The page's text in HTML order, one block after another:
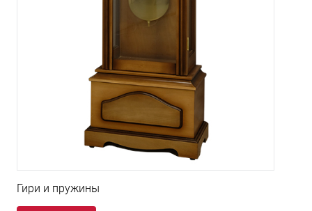
Гири и пружины